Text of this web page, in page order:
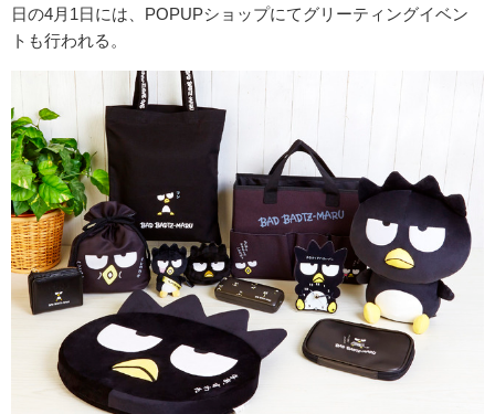
日の4月1日には、POPUPショップにてグリーティングイベン
トも行われる。